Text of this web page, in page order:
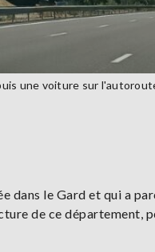
une voiture sur
dans le Gard et qui a
de ce